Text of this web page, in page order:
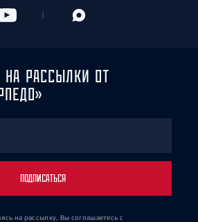
РАССЫЛКИ ОТ
ПОДПИСАТЬСЯ
на рассылку, Вы соглашаетесь с